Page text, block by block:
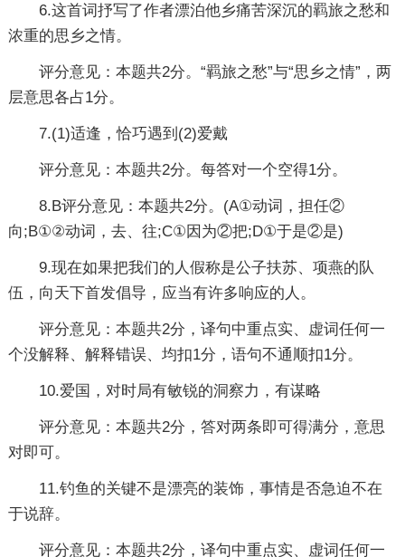
6.这首词抒写了作者漂泊他乡痛苦深沉的羁旅之愁和
浓重的思乡之情。
评分意见：本题共2分。“羁旅之愁”与“思乡之情”，两
层意思各占1分。
7.(1)适逢，恰巧遇到(2)爱戴
评分意见：本题共2分。每答对一个空得1分。
8.B评分意见：本题共2分。(A①动词，担任②
向;B①②动词，去、往;C①因为②把;D①于是②是)
9.现在如果把我们的人假称是公子扶苏、项燕的队
伍，向天下首发倡导，应当有许多响应的人。
评分意见：本题共2分，译句中重点实、虚词任何一
个没解释、解释错误、均扣1分，语句不通顺扣1分。
10.爱国，对时局有敏锐的洞察力，有谋略
评分意见：本题共2分，答对两条即可得满分，意思
对即可。
11.钓鱼的关键不是漂亮的装饰，事情是否急迫不在
于说辞。
评分意见：本题共2分，译句中重点实、虚词任何一